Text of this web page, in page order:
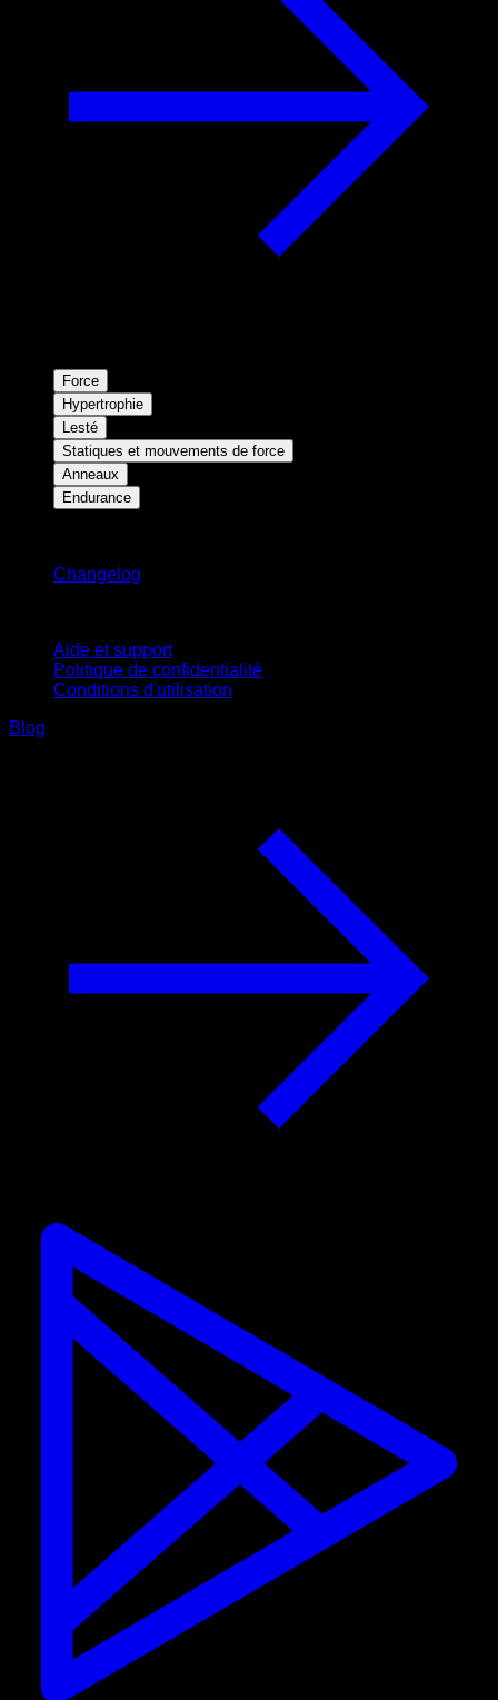
Force
Hypertrophie
Lesté
Statiques et mouvements de force
Anneaux
Endurance
Changelog
Aide et support
Politique de confidentialité
Conditions d'utilisation
Blog